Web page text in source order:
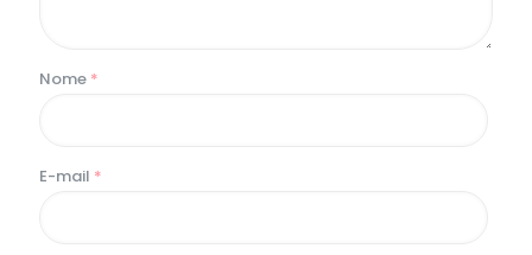
Nome *
E-mail *